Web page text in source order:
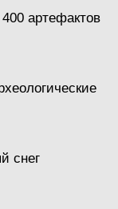
артефактов
снег